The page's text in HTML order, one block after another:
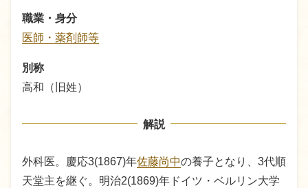
職業・身分
医師・薬剤師等
別称
高和（旧姓）
解説
外科医。慶応3(1867)年佐藤尚中の養子となり、3代順
天堂主を継ぐ。明治2(1869)年ドイツ・ベルリン大学